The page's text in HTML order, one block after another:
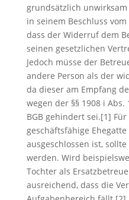
grundsätzlich
in seinem Beschluss
dass der Widerruf dem
seinen gesetzlichen
Jedoch müsse der
andere Person als der
da dieser am Empfang
wegen der §§ 1908 i Abs.
BGB gehindert sei.[1]
geschäftsfähige
ausgeschlossen ist,
werden. Wird
Tochter als
ausreichend, dass die